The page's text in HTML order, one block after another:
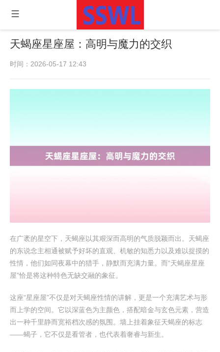
天蝎座星座屋：高明与魔力的交织
时间：2026-05-17 12:43
在广袤的星空下，天蝎座以其艰深而高明的气质脱颖而出。天蝎座
的东说念主相通被赋予好坏的直观、机敏的知悉力以及难以捉摸的
性情，他们如同夜幕中的猎手，静默而充满力量。而“天蝎座星座
屋”恰是将这种特色无缺交融的象征。
这座“星座屋”不仅是对天蝎座性情的讲解，更是一个充满艺术与形
而上学的空间。它以深蓝色为主颜色，搭配暗金与玄色元素，营造
出一种千里静而宽裕档次感的氛围。墙上挂着象征天蝎座的标志
——蝎子，它不仅是看管者，也代表着奢睿与新生。